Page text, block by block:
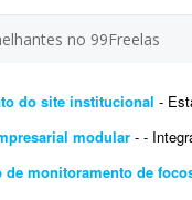
no 99Freelas
do site institucional -
modular - -
de monitoramento de